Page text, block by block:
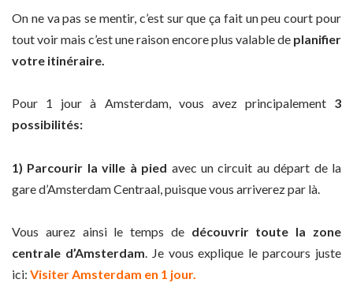
On ne va pas se mentir, c’est sur que ça fait un peu court pour
tout voir mais c’est une raison encore plus valable de planifier
votre itinéraire.
Pour 1 jour à Amsterdam, vous avez principalement3
possibilités:
1) Parcourir la ville à pied avec un circuit au départ de la
gare d’Amsterdam Centraal, puisque vous arriverez par là.
Vous aurez ainsi le temps de découvrir toute la zone
centrale d’Amsterdam. Je vous explique le parcours juste
ici: Visiter Amsterdam en 1 jour.